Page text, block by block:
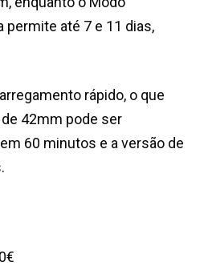
permite até 7 e 11 dias,
rápido, o que
42mm pode ser
60 minutos e a versão de